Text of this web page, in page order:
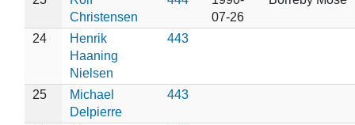
Christensen
07-26
24
Henrik
Haaning
Nielsen
443
25
Michael
Delpierre
443